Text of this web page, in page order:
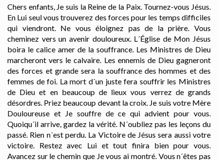
Chers enfants, Je suis la Reine de la Paix. Tournez-vous Jésus.
En Lui seul vous trouverez des forces pour les temps difficiles
qui viendront. Ne vous éloignez pas de la prière. Vous
cheminez vers un avenir douloureux. L´Église de Mon Jésus
boira le calice amer de la souffrance. Les Ministres de Dieu
marcheront vers le calvaire. Les ennemis de Dieu gagneront
des forces et grande sera la souffrance des hommes et des
femmes de foi. La mort d´un juste fera souffrir les Ministres
de Dieu et en beaucoup de lieux vous verrez de grands
désordres. Priez beaucoup devant la croix. Je suis votre Mère
Douloureuse et Je souffre de ce qui advient pour vous.
Quoiqu´il arrive, gardez la vérité. N´oubliez pas les leçons du
passé. Rien n´est perdu. La Victoire de Jésus sera aussi votre
victoire. Restez avec Lui et tout finira bien pour vous.
Avancez sur le chemin que Je vous ai montré. Vous n´êtes pas